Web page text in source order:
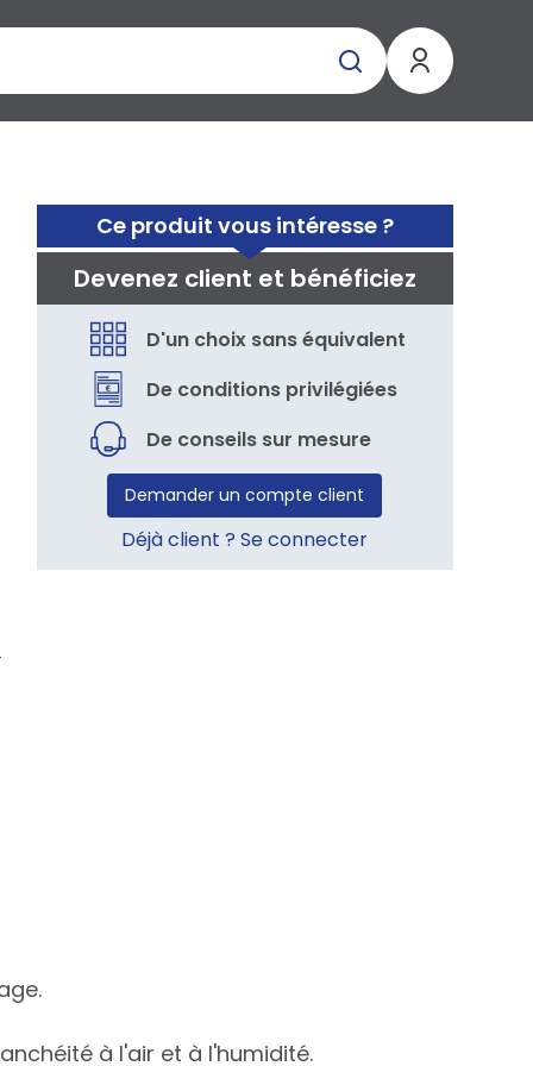
Ce produit vous intéresse ?
Devenez client et bénéficiez
D'un choix sans équivalent
De conditions privilégiées
De conseils sur mesure
Demander un compte client
Déjà client ? Se connecter
à l'air et à l'humidité.